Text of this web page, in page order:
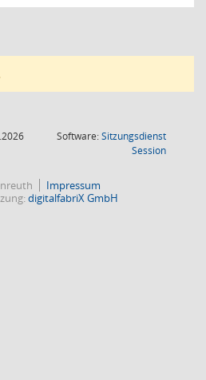
Software:Sitzungsdienst
Session(Wird in
Impressum
digitalfabriX GmbH